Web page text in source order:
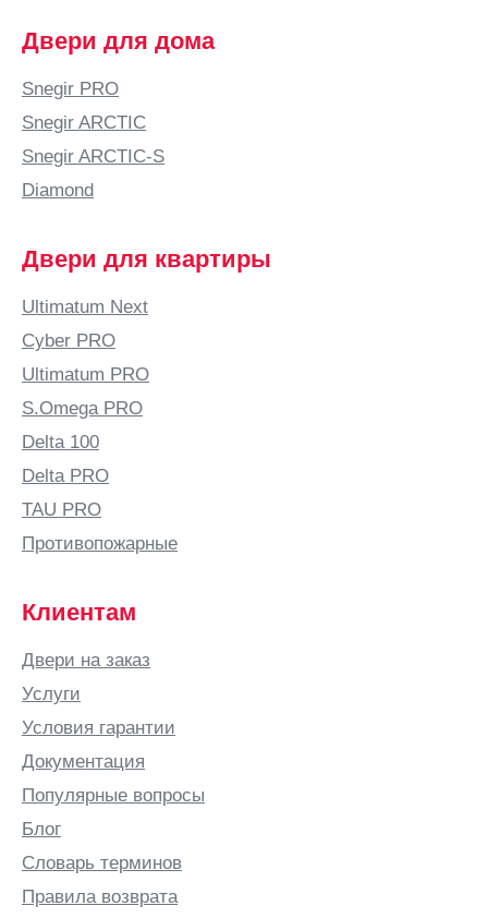
Бугульма
Великие
Луки
Великий
Новгород
Устюг
Вельск
Верхняя
Салда
Видное
Витебск
Владивосток
Владикавказ
Владимир
Владимирская
область
ВНИИССОК
Водный
Волгоград
Двери для дома
Snegir PRO
Snegir ARCTIC
Snegir ARCTIC-S
Diamond
Двери для квартиры
Ultimatum Next
Cyber PRO
Ultimatum PRO
S.Omega PRO
Delta 100
Delta PRO
TAU PRO
Противопожарные
Клиентам
Двери на заказ
Услуги
Условия гарантии
Документация
Популярные вопросы
Блог
Словарь терминов
Правила возврата